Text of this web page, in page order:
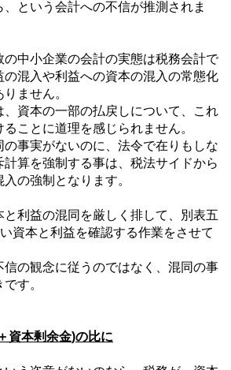
という会計への不信が推測されま
の中小企業の会計の実態は税務会計で
の混入や利益への資本の混入の常態化
ません。
、資本の一部の払戻しについて、これ
ことに道理を感じられません。
の事実がないのに、法令で在りもしな
算を強制する事は、税法サイドから
の強制となります。
利益の混同を厳しく排して、別表五
資本と利益を確認する作業をさせて
信の観念に従うのではなく、混同の事
す。
資本剰余金)の比に